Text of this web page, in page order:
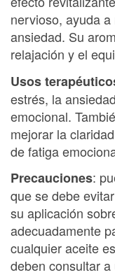
nervioso, ayuda
ansiedad. Su
relajación y el
Usos
estrés, la
emocional.
mejorar la
de fatiga
Precauciones:
que se debe
su aplicación
adecuadamente
cualquier aceite
deben consultar